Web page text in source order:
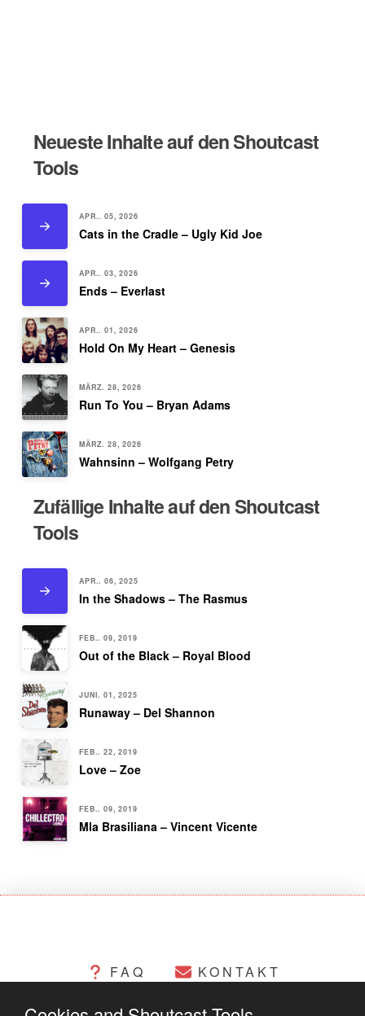
Neueste Inhalte auf den Shoutcast
Tools
APR.. 05, 2026
Cats in the Cradle – Ugly Kid Joe
APR.. 03, 2026
Ends – Everlast
APR.. 01, 2026
Hold On My Heart – Genesis
MÄRZ. 28, 2026
Run To You – Bryan Adams
MÄRZ. 28, 2026
Wahnsinn – Wolfgang Petry
Zufällige Inhalte auf den Shoutcast
Tools
APR.. 06, 2025
In the Shadows – The Rasmus
FEB.. 09, 2019
Out of the Black – Royal Blood
JUNI. 01, 2025
Runaway – Del Shannon
FEB.. 22, 2019
Love – Zoe
FEB.. 09, 2019
Mla Brasiliana – Vincent Vicente
FAQ KONTAKT